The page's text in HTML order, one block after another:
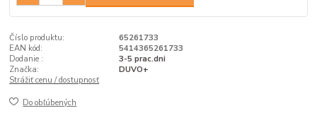
Číslo produktu:
65261733
EAN kód:
5414365261733
Dodanie :
3-5 prac.dni
Značka:
DUVO+
Strážiť cenu / dostupnosť
Do obľúbených